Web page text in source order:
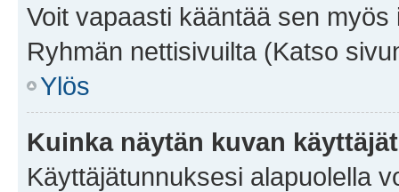
Voit vapaasti kääntää sen
Ryhmän nettisivuilta (Katso
Ylös
Kuinka näytän kuvan
Käyttäjätunnuksesi alapuolella